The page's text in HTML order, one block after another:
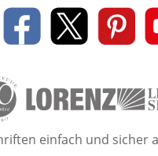
Lorenz
Leserservice
Lorenz
50
einfach und sicher